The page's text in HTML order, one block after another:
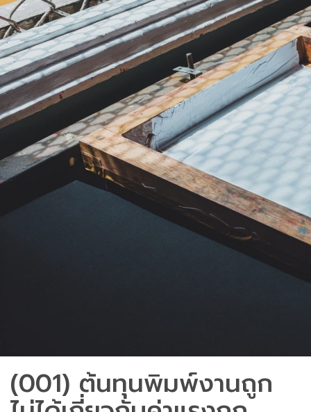
(001) ต้นทุนพิมพ์งานถูก